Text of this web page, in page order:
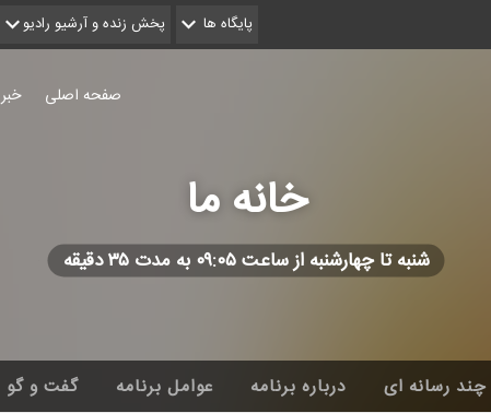
پایگاه ها پخش زنده و آرشیو رادیو
صفحه اصلی خبر
خانه ما
شنبه تا چهارشنبه از ساعت ۰۹:۰۵ به مدت ۳۵ دقیقه
چند رسانه ای درباره برنامه عوامل برنامه گفت و گو